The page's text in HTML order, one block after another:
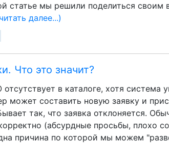
статье мы решили поделиться своим
далее...)
Что это значит?
в каталоге, хотя система
может составить новую заявку и
так, что заявка отклоняется.
(абсурдные просьбы, плохо
причина по которой мы можем